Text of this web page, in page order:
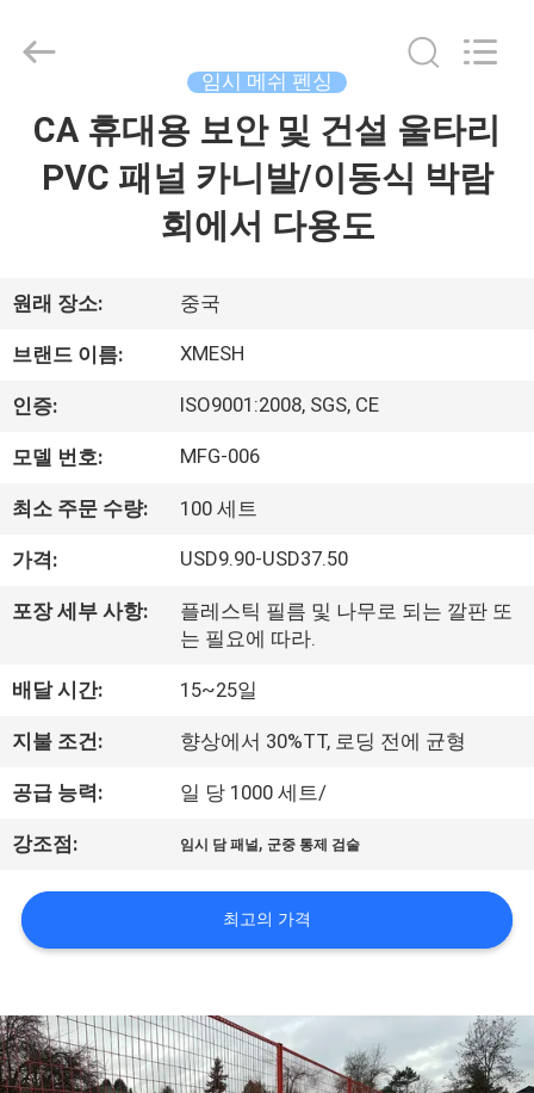
회
사
소
공
장
학
품
질
관
리
문
의
Hebei
Reserved.
임시 메쉬 펜싱
CA 휴대용 보안 및 건설 울타리
PVC 패널 카니발/이동식 박람
회에서 다용도
원래 장소: 중국
브랜드 이름: XMESH
인증: ISO9001:2008, SGS, CE
모델 번호: MFG-006
최소 주문 수량: 100 세트
가격: USD9.90-USD37.50
포장 세부 사항:
플레스틱 필름 및 나무로 되는 깔판 또
는 필요에 따라.
배달 시간: 15~25일
지불 조건: 향상에서 30%TT, 로딩 전에 균형
공급 능력: 일 당 1000 세트/
강조점: 임시 담 패널, 군중 통제 검술
최고의 가격